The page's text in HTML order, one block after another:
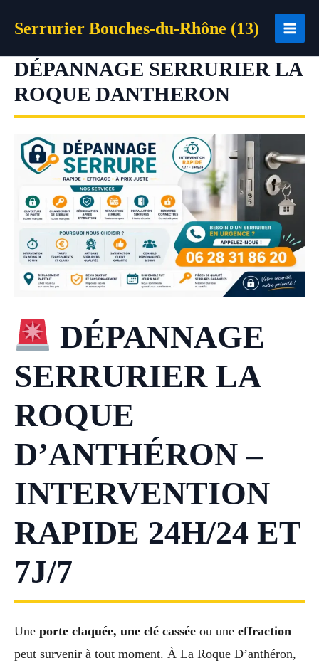
Serrurier Bouches-du-Rhône (13)
DÉPANNAGE SERRURIER LA
ROQUE DANTHERON
DÉPANNAGE
SERRURIER LA
ROQUE
D’ANTHÉRON –
INTERVENTION
RAPIDE 24H/24 ET
7J/7
Une porte claquée, une clé cassée ou une effraction
peut survenir à tout moment. À La Roque D’anthéron,